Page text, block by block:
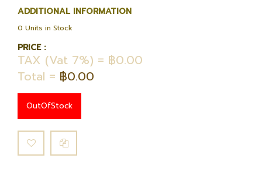
ADDITIONAL INFORMATION
0 Units in Stock
PRICE :
TAX (Vat 7%) = ฿0.00
Total = ฿0.00
OutOfStock